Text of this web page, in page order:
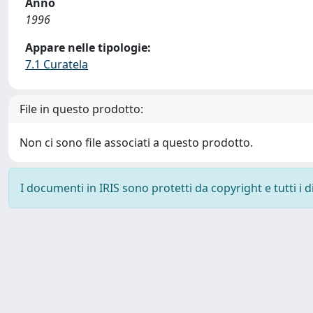
1996
Appare nelle tipologie:
7.1 Curatela
File in questo prodotto:
Non ci sono file associati a questo prodotto.
I documenti in IRIS sono protetti da copyright e tutti i